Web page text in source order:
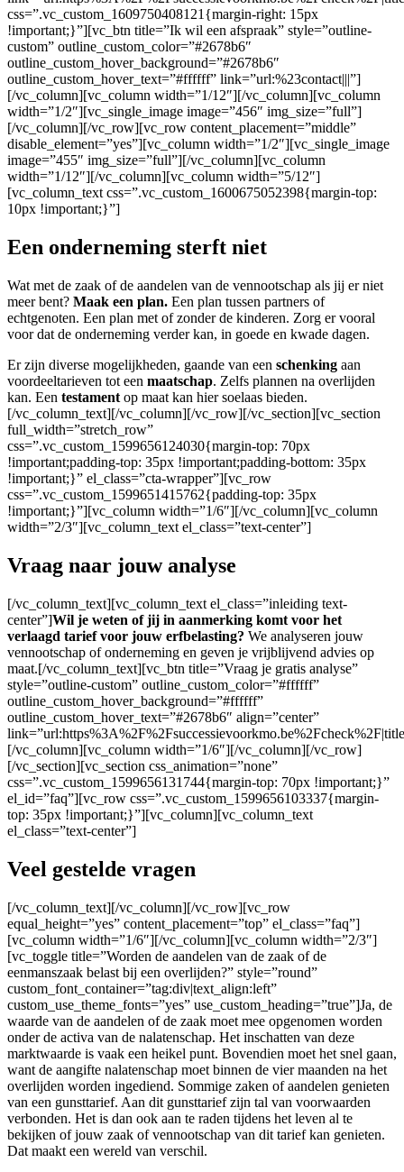
css=”.vc_custom_1609750408121{margin-right: 15px
!important;}”][vc_btn title=”Ik wil een afspraak” style=”outline-
custom” outline_custom_color=”#2678b6″
outline_custom_hover_background=”#2678b6″
outline_custom_hover_text=”#ffffff” link=”url:%23contact|||”]
[/vc_column][vc_column width=”1/12″][/vc_column][vc_column
width=”1/2″][vc_single_image image=”456″ img_size=”full”]
[/vc_column][/vc_row][vc_row content_placement=”middle”
disable_element=”yes”][vc_column width=”1/2″][vc_single_image
image=”455″ img_size=”full”][/vc_column][vc_column
width=”1/12″][/vc_column][vc_column width=”5/12″]
[vc_column_text css=”.vc_custom_1600675052398{margin-top:
10px !important;}”]
Een onderneming sterft niet
Wat met de zaak of de aandelen van de vennootschap als jij er niet
meer bent? Maak een plan. Een plan tussen partners of
echtgenoten. Een plan met of zonder de kinderen. Zorg er vooral
voor dat de onderneming verder kan, in goede en kwade dagen.
Er zijn diverse mogelijkheden, gaande van een schenking aan
voordeeltarieven tot een maatschap. Zelfs plannen na overlijden
kan. Een testament op maat kan hier soelaas bieden.
[/vc_column_text][/vc_column][/vc_row][/vc_section][vc_section
full_width=”stretch_row”
css=”.vc_custom_1599656124030{margin-top: 70px
!important;padding-top: 35px !important;padding-bottom: 35px
!important;}” el_class=”cta-wrapper”][vc_row
css=”.vc_custom_1599651415762{padding-top: 35px
!important;}”][vc_column width=”1/6″][/vc_column][vc_column
width=”2/3″][vc_column_text el_class=”text-center”]
Vraag naar jouw analyse
[/vc_column_text][vc_column_text el_class=”inleiding text-
center”]Wil je weten of jij in aanmerking komt voor het
verlaagd tarief voor jouw erfbelasting? We analyseren jouw
vennootschap of onderneming en geven je vrijblijvend advies op
maat.[/vc_column_text][vc_btn title=”Vraag je gratis analyse”
style=”outline-custom” outline_custom_color=”#ffffff”
outline_custom_hover_background=”#ffffff”
outline_custom_hover_text=”#2678b6″ align=”center”
[/vc_column][vc_column width=”1/6″][/vc_column][/vc_row]
[/vc_section][vc_section css_animation=”none”
css=”.vc_custom_1599656131744{margin-top: 70px !important;}”
el_id=”faq”][vc_row css=”.vc_custom_1599656103337{margin-
top: 35px !important;}”][vc_column][vc_column_text
el_class=”text-center”]
Veel gestelde vragen
[/vc_column_text][/vc_column][/vc_row][vc_row
equal_height=”yes” content_placement=”top” el_class=”faq”]
[vc_column width=”1/6″][/vc_column][vc_column width=”2/3″]
[vc_toggle title=”Worden de aandelen van de zaak of de
eenmanszaak belast bij een overlijden?” style=”round”
custom_font_container=”tag:div|text_align:left”
custom_use_theme_fonts=”yes” use_custom_heading=”true”]Ja, de
waarde van de aandelen of de zaak moet mee opgenomen worden
onder de activa van de nalatenschap. Het inschatten van deze
marktwaarde is vaak een heikel punt. Bovendien moet het snel gaan,
want de aangifte nalatenschap moet binnen de vier maanden na het
overlijden worden ingediend. Sommige zaken of aandelen genieten
van een gunsttarief. Aan dit gunsttarief zijn tal van voorwaarden
verbonden. Het is dan ook aan te raden tijdens het leven al te
bekijken of jouw zaak of vennootschap van dit tarief kan genieten.
Dat maakt een wereld van verschil.